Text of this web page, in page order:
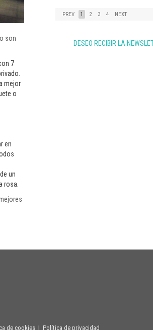
son
7
mejor
o
en
un
rosa.
PREV 1 2 3 4 NEXT
DESEO RECIBIR LA
de cookies| Política de privacidad